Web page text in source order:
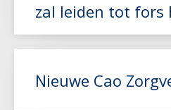
zal leiden tot fors
index
Nieuwe Cao